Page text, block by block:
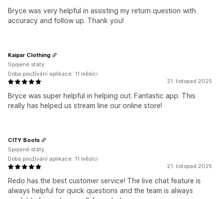
Bryce was very helpful in assisting my return question with
accuracy and follow up. Thank you!
21. listopad 2025
Bryce was super helpful in helping out. Fantastic app. This
really has helped us stream line our online store!
Kaipar Clothing
Spojené státy
Doba používání aplikace: 11 měsíci
21. listopad 2025
Redo has the best customer service! The live chat feature is
always helpful for quick questions and the team is always
CITY Boots
Spojené státy
Doba používání aplikace: 11 měsíci